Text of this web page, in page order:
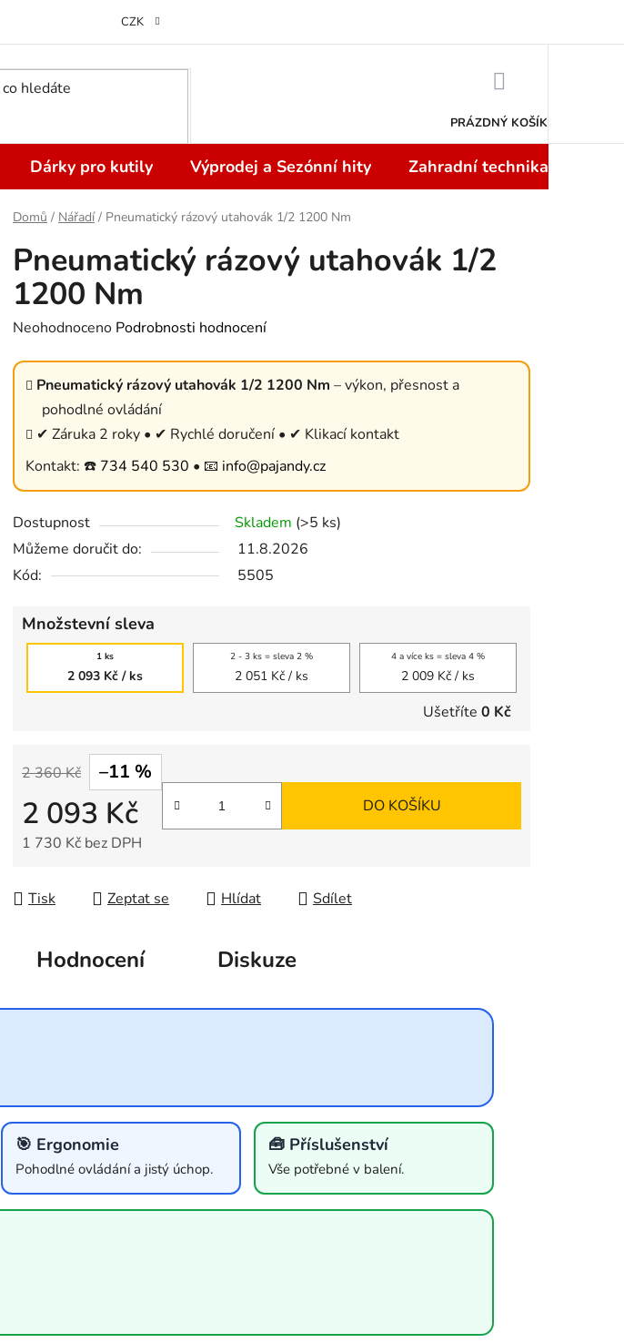
Odstoupení od kupní smlouvy do 14 dní
CZK
PRÁZDNÝ KOŠÍK
Dárky pro kutily Výprodej a Sezónní hity Zahradní technika
Domů / Nářadí / Pneumatický rázový utahovák 1/2 1200 Nm
Pneumatický rázový utahovák 1/2
1200 Nm
Průměrné
produktu
0,0
Neohodnoceno Podrobnosti hodnocení
Pneumatický rázový utahovák 1/2 1200 Nm – výkon, přesnost a
pohodlné ovládání
✔ Záruka 2 roky • ✔ Rychlé doručení • ✔ Klikací kontakt
Kontakt: ☎️ 734 540 530 • 📧 info@pajandy.cz
Dostupnost Skladem (>5 ks)
Můžeme doručit do:
11.8.2026
Kód:
5505
Množstevní sleva
1 ks
2 093 Kč/ ks
2 - 3 ks = sleva 2 %
2 051 Kč/ ks
4 a více ks = sleva 4 %
2 009 Kč/ ks
Ušetříte 0 Kč
2 360 Kč –11 %
2 093 Kč
1 730 Kč bez DPH
DO KOŠÍKU
Tisk Zeptat se Hlídat Sdílet
Hodnocení Diskuze
🎯 Ergonomie
Pohodlné ovládání a jistý úchop.
🧰 Příslušenství
Vše potřebné v balení.